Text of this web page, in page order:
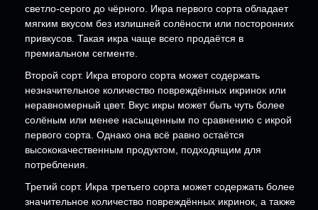
светло-серого до чёрного. Икра первого сорта обладает
мягким вкусом без излишней солёности или посторонних
привкусов. Такая икра чаще всего продаётся в
премиальном сегменте.
Второй сорт. Икра второго сорта может содержать
незначительное количество повреждённых икринок или
неравномерный цвет. Вкус икры может быть чуть более
солёным или менее насыщенным по сравнению с икрой
первого сорта. Однако она всё равно остаётся
высококачественным продуктом, подходящим для
потребления.
Третий сорт. Икра третьего сорта может содержать более
значительное количество повреждённых икринок, а также